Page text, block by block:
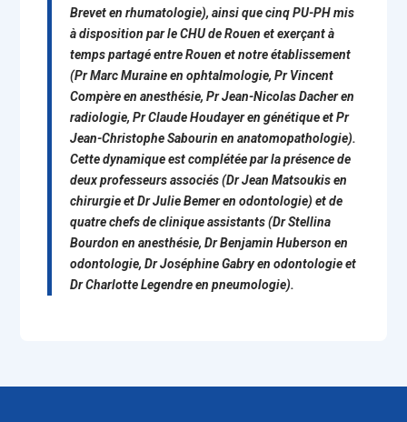
Brevet en rhumatologie), ainsi que cinq PU-PH mis
à disposition par le CHU de Rouen et exerçant à
temps partagé entre Rouen et notre établissement
(Pr Marc Muraine en ophtalmologie, Pr Vincent
Compère en anesthésie, Pr Jean-Nicolas Dacher en
radiologie, Pr Claude Houdayer en génétique et Pr
Jean-Christophe Sabourin en anatomopathologie).
Cette dynamique est complétée par la présence de
deux professeurs associés (Dr Jean Matsoukis en
chirurgie et Dr Julie Bemer en odontologie) et de
quatre chefs de clinique assistants (Dr Stellina
Bourdon en anesthésie, Dr Benjamin Huberson en
odontologie, Dr Joséphine Gabry en odontologie et
Dr Charlotte Legendre en pneumologie).